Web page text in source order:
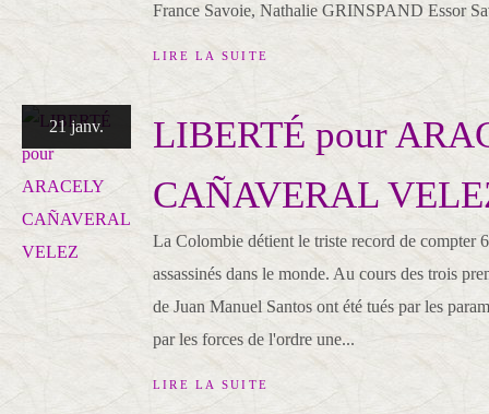
France Savoie, Nathalie GRINSPAND Essor
LIRE LA SUITE
21 janv.
LIBERTÉ pour
CAÑAVERAL
La Colombie détient le triste record de compter
assassinés dans le monde. Au cours des trois
de Juan Manuel Santos ont été tués par les
par les forces de l'ordre une...
LIRE LA SUITE